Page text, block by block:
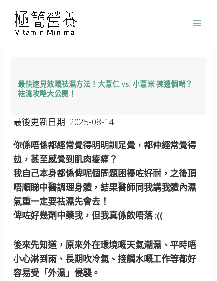
最快速見效嘅祛濕方法！大薏仁 vs. 小薏米 揀邊個啱？
祛濕攻略大公開！
最後更新日期: 2025-08-14
你係唔係都經常覺得明明訓足覺，都仲經常覺得
攰，甚至感覺到肌肉痠痛？
我自己本身都係俾呢個問題困擾咗好耐，之後頂
唔順睇中醫調理身體，結果醫師同我講我體內濕
氣重一定要祛濕先會去！
俾咗好幾劑中藥我，但我真係飲唔落 :((
後來先知道，原來外在環境嘅天氣潮濕、平時唔
小心淋到雨、長期吹冷氣、接觸水嘅工作等都好
容易受「外濕」侵襲。